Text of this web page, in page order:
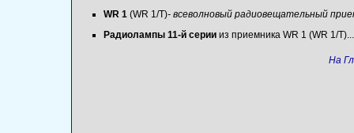
WR 1 (WR 1/T)- всеволновый радиовещательный
Радиолампы 11-й серии из приемника WR 1 (WR 1/
На